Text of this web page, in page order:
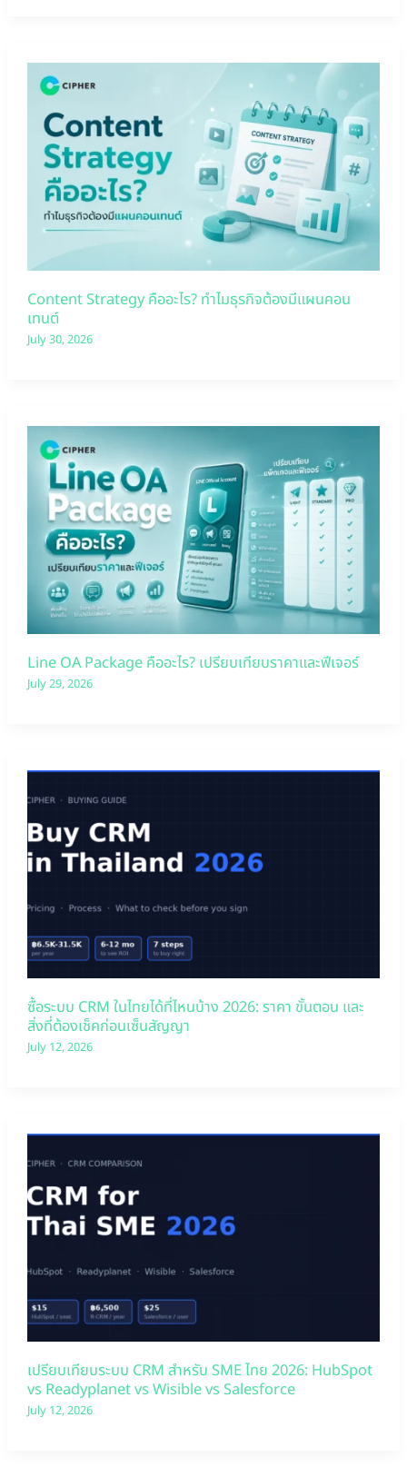
Content Strategy คืออะไร? ทำไมธุรกิจต้องมีแผนคอน
เทนต์
July 30, 2026
Line OA Package คืออะไร? เปรียบเทียบราคาและฟีเจอร์
July 29, 2026
ซื้อระบบ CRM ในไทยได้ที่ไหนบ้าง 2026: ราคา ขั้นตอน และ
สิ่งที่ต้องเช็คก่อนเซ็นสัญญา
July 12, 2026
เปรียบเทียบระบบ CRM สำหรับ SME ไทย 2026: HubSpot
vs Readyplanet vs Wisible vs Salesforce
July 12, 2026